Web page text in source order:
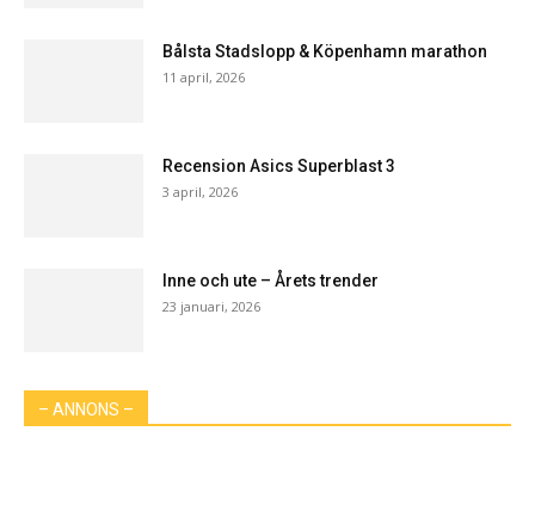
Bålsta Stadslopp & Köpenhamn marathon
11 april, 2026
Recension Asics Superblast 3
3 april, 2026
Inne och ute – Årets trender
23 januari, 2026
– ANNONS –